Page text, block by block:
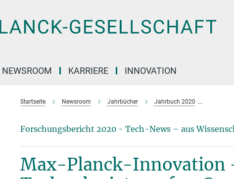
NEWSROOM KARRIERE INNOVATION
Startseite Newsroom Jahrbücher Jahrbuch 2020
Forschungsbericht 2020 - Tech-News – aus
Max-Planck-Innovation